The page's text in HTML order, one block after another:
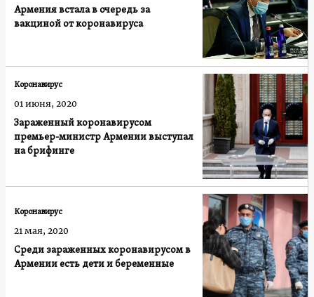
Армения встала в очередь за
вакциной от коронавируса
Зараженный коронавирусом
премьер-министр Армении выступал
на брифинге
Коронавирус
01 июня, 2020
Среди зараженных коронавирусом в
Армении есть дети и беременные
Коронавирус
21 мая, 2020